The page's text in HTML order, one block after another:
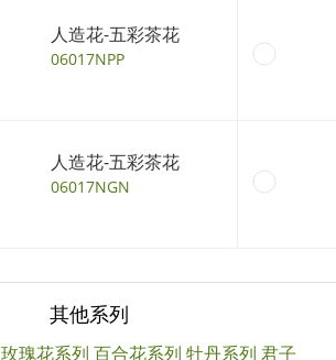
人造花-五彩茶花
06017NPP
人造花-五彩茶花
06017NGN
其他系列
玫瑰花系列 百合花系列 牡丹系列 君子